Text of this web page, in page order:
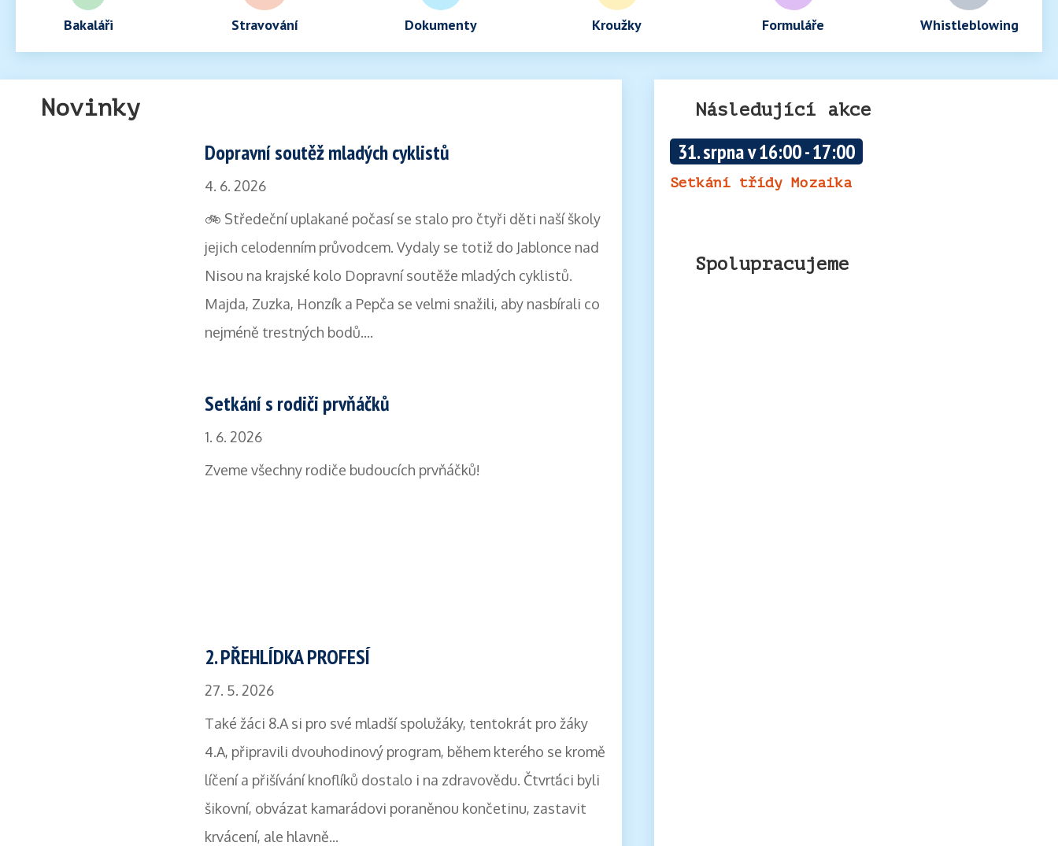
Bakaláři Stravování Dokumenty Kroužky Formuláře Whistleblowing
Novinky
Dopravní soutěž mladých cyklistů
4. 6. 2026
🚲 Středeční uplakané počasí se stalo pro čtyři děti naší školy
jejich celodenním průvodcem. Vydaly se totiž do Jablonce nad
Nisou na krajské kolo Dopravní soutěže mladých cyklistů.
Majda, Zuzka, Honzík a Pepča se velmi snažili, aby nasbírali co
nejméně trestných bodů....
Setkání s rodiči prvňáčků
1. 6. 2026
Zveme všechny rodiče budoucích prvňáčků!
2. PŘEHLÍDKA PROFESÍ
27. 5. 2026
Také žáci 8.A si pro své mladší spolužáky, tentokrát pro žáky
4.A, připravili dvouhodinový program, během kterého se kromě
líčení a přišívání knoflíků dostalo i na zdravovědu. Čtvrťáci byli
šikovní, obvázat kamarádovi poraněnou končetinu, zastavit
krvácení, ale hlavně...
Následující akce
31. srpna v 16:00-17:00
Setkání třídy Mozaika
Spolupracujeme